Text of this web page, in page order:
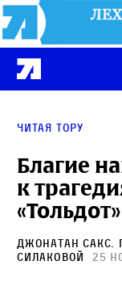
Читая Тору
Благие
к
«Тольдот»
Джонатан Сакс
Силаковой
25